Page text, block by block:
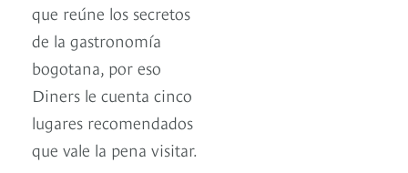
que reúne los secretos
de la gastronomía
bogotana, por eso
Diners le cuenta cinco
lugares recomendados
que vale la pena visitar.